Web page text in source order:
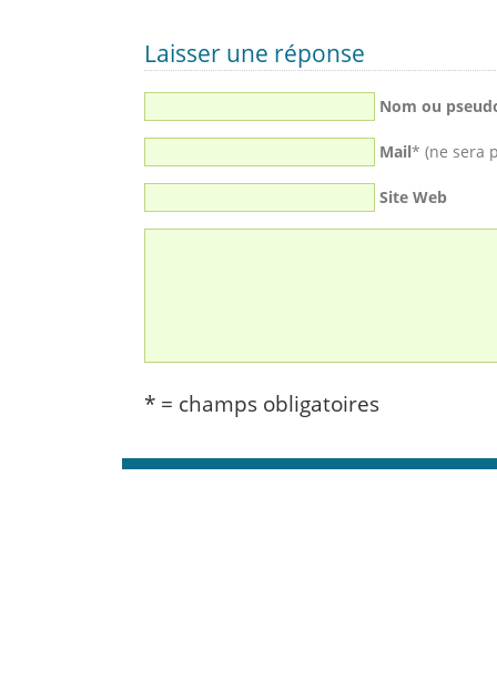
Laisser une réponse
Nom ou
Mail* (ne sera
Site Web
* = champs obligatoires